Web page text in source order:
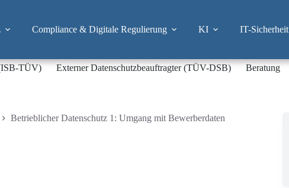
Compliance & Digitale Regulierung KI IT-Sicherheit
TÜV) Externer Datenschutzbeauftragter (TÜV-DSB) Beratung
Betrieblicher Datenschutz 1: Umgang mit Bewerberdaten